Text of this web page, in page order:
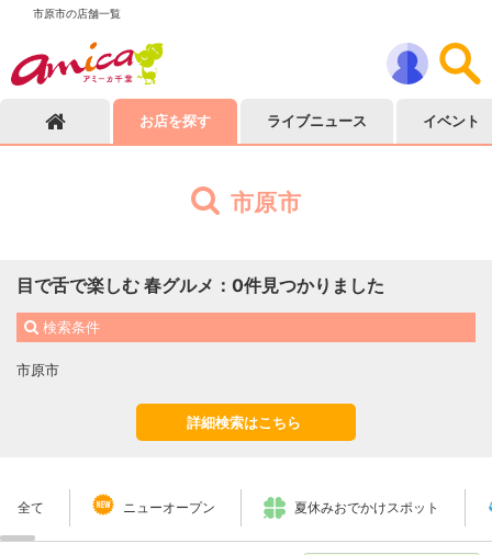
市原市の店舗一覧
お店を探す ライブニュース イベント
市原市
目で舌で楽しむ 春グルメ ： 0件見つかりました
検索条件
市原市
詳細検索はこちら
全て ニューオープン 夏休みおでかけスポット